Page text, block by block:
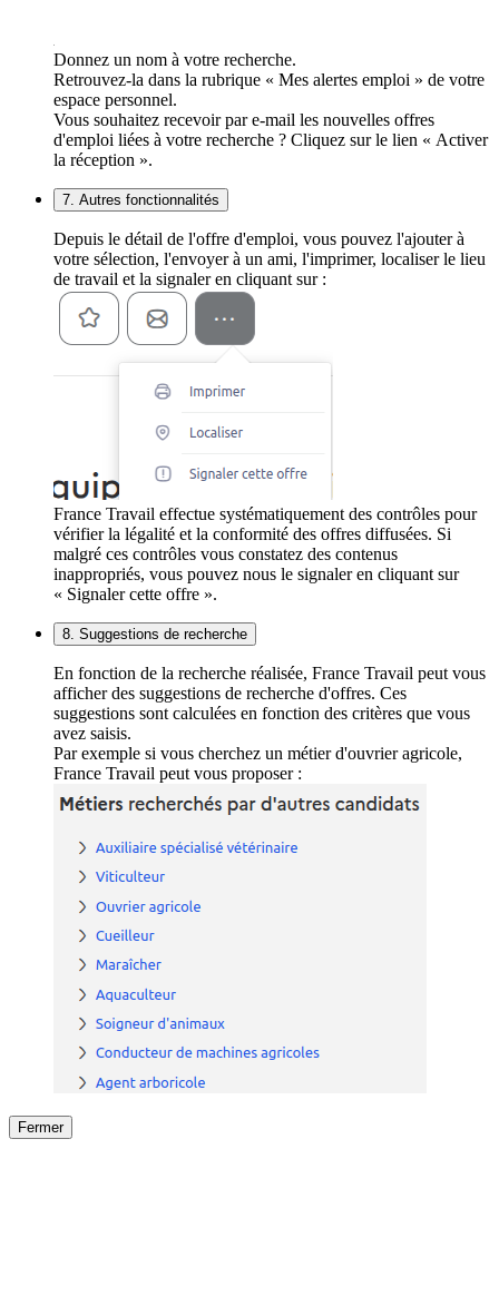
Donnez un nom à votre recherche.
Retrouvez-la dans la rubrique « Mes alertes emploi » de votre
espace personnel.
Vous souhaitez recevoir par e-mail les nouvelles offres
d'emploi liées à votre recherche ? Cliquez sur le lien « Activer
la réception ».
7. Autres fonctionnalités
Depuis le détail de l'offre d'emploi, vous pouvez l'ajouter à
votre sélection, l'envoyer à un ami, l'imprimer, localiser le lieu
de travail et la signaler en cliquant sur :
France Travail effectue systématiquement des contrôles pour
vérifier la légalité et la conformité des offres diffusées. Si
malgré ces contrôles vous constatez des contenus
inappropriés, vous pouvez nous le signaler en cliquant sur
« Signaler cette offre ».
8. Suggestions de recherche
En fonction de la recherche réalisée, France Travail peut vous
afficher des suggestions de recherche d'offres. Ces
suggestions sont calculées en fonction des critères que vous
avez saisis.
Par exemple si vous cherchez un métier d'ouvrier agricole,
France Travail peut vous proposer :
Fermer